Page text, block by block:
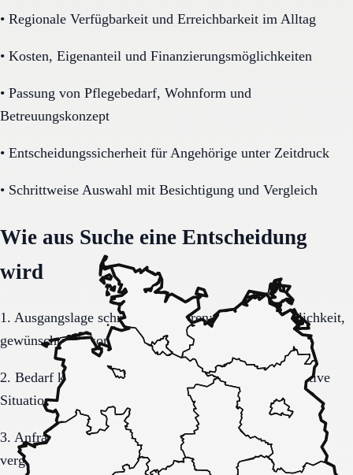
• Regionale Verfügbarkeit und Erreichbarkeit im Alltag
• Kosten, Eigenanteil und Finanzierungsmöglichkeiten
• Passung von Pflegebedarf, Wohnform und
Betreuungskonzept
• Entscheidungssicherheit für Angehörige unter Zeitdruck
• Schrittweise Auswahl mit Besichtigung und Vergleich
Wie aus Suche eine Entscheidung
wird
1. Ausgangslage schriftlich sortieren: Region, Dringlichkeit,
gewünschte Versorgungsform.
2. Bedarf konkretisieren: Pflegegrad, Mobilität, kognitive
Situation, Kostenrahmen.
3. Anfrage sauber formulieren, damit Rückmeldungen
vergleichbar bleiben.